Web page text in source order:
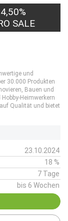
4,50%
SALE
und
30.000 Produkten
Bauen und
Heimwerkern
Qualität und bietet
23.10.2024
18 %
7 Tage
bis 6 Wochen